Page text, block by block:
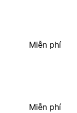
Miễn phí
Miễn phí